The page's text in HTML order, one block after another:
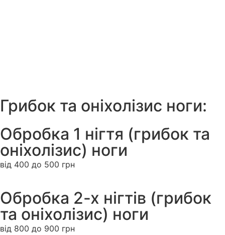
Грибок та оніхолізис ноги:
Обробка 1 нігтя (грибок та
оніхолізис) ноги
від 400 до 500 грн
Обробка 2-х нігтів (грибок
та оніхолізис) ноги
від 800 до 900 грн